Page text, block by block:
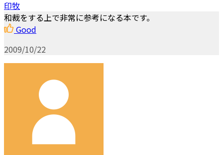
印牧
和裁をする上で非常に参考になる本です。
Good
2009/10/22